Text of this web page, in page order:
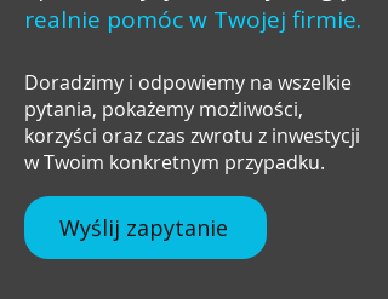
realnie pomóc w Twojej firmie.
Doradzimy i odpowiemy na wszelkie
pytania, pokażemy możliwości,
korzyści oraz czas zwrotu z inwestycji
w Twoim konkretnym przypadku.
Wyślij zapytanie